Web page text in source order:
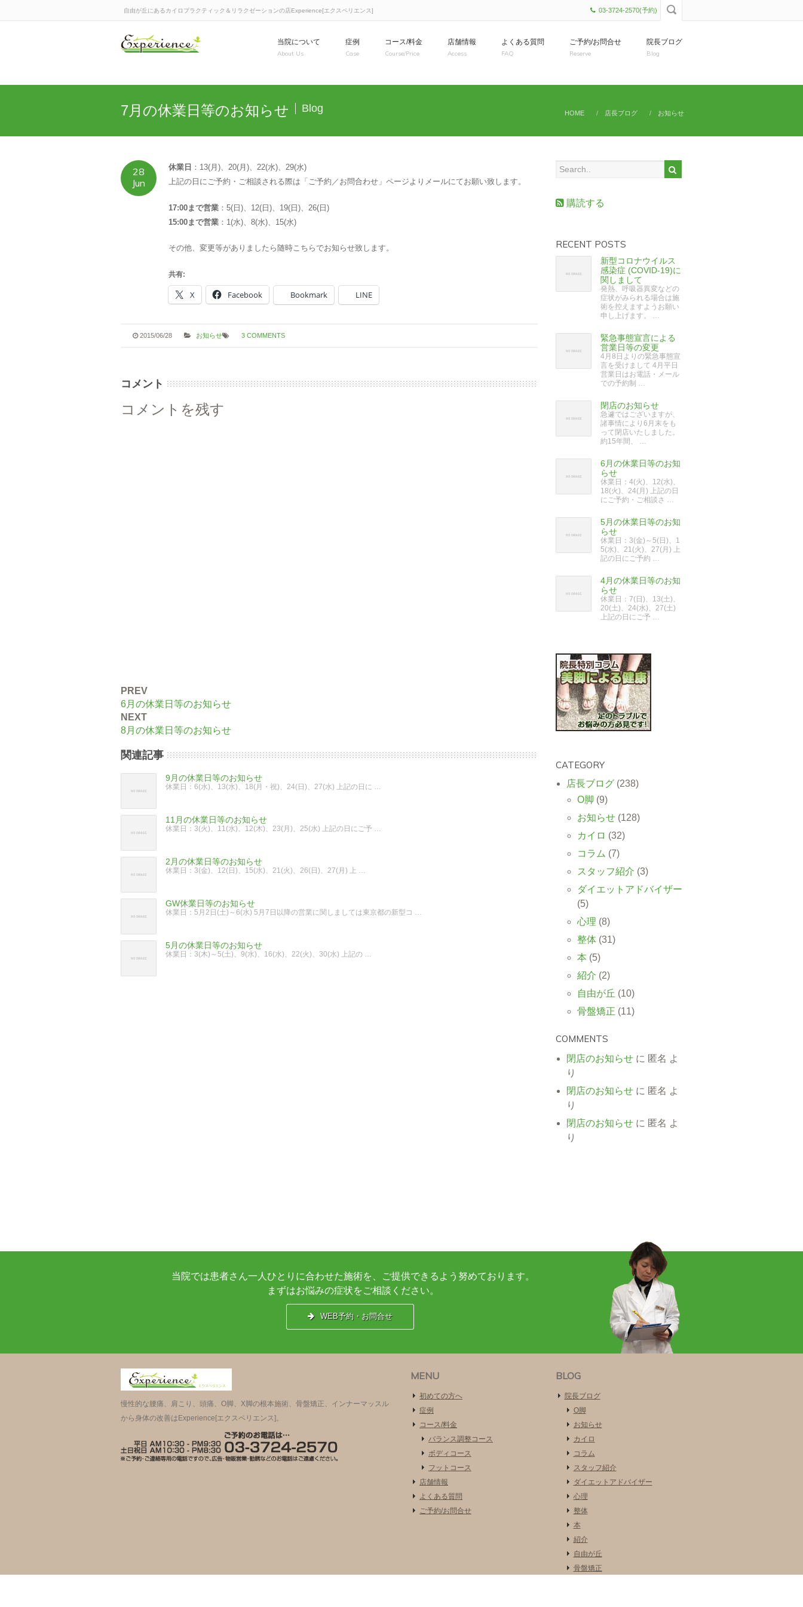
自由が丘にあるカイロプラクティック＆リラクゼーションの店Experience[エクスペリエンス] 03-3724-2570(予約)
当院について
About Us
症例
Case
コース/料金
Course/Price
店舗情報
Access
よくある質問
FAQ
ご予約/お問合せ
Reserve
院長ブログ
Blog
7月の休業日等のお知らせ Blog HOME 店長ブログ お知らせ
28
Jun
休業日 ：13(月)、20(月)、22(水)、29(水)
上記の日にご予約・ご相談される際は「ご予約／お問合わせ」ページよりメールにてお願い致します。
17:00まで営業 ：5(日)、12(日)、19(日)、26(日)
15:00まで営業 ：1(水)、8(水)、15(水)
その他、変更等がありましたら随時こちらでお知らせ致します。
共有:
X Facebook Bookmark LINE
2015/06/28 お知らせ 3 COMMENTS
コメント
コメントを残す
PREV
6月の休業日等のお知らせ
NEXT
8月の休業日等のお知らせ
関連記事
9月の休業日等のお知らせ
休業日：6(水)、13(水)、18(月・祝)、24(日)、27(水) 上記の日に …
11月の休業日等のお知らせ
休業日：3(火)、11(水)、12(木)、23(月)、25(水) 上記の日にご予 …
2月の休業日等のお知らせ
休業日：3(金)、12(日)、15(水)、21(火)、26(日)、27(月) 上 …
GW休業日等のお知らせ
休業日：5月2日(土)～6(水) 5月7日以降の営業に関しましては東京都の新型コ …
5月の休業日等のお知らせ
休業日：3(木)～5(土)、9(水)、16(水)、22(火)、30(水) 上記の …
購読する
RECENT POSTS
新型コロナウイルス
感染症 (COVID-19)に
関しまして
発熱、呼吸器異変などの
症状がみられる場合は施
術を控えますようお願い
申し上げます。 …
緊急事態宣言による
営業日等の変更
4月8日よりの緊急事態宣
言を受けまして 4月平日
営業日はお電話・メール
での予約制 …
閉店のお知らせ
急遽ではございますが、
諸事情により6月末をも
って閉店いたしました。
約15年間、 …
6月の休業日等のお知
らせ
休業日：4(火)、12(水)、
18(火)、24(月) 上記の日
にご予約・ご相談さ …
5月の休業日等のお知
らせ
休業日：3(金)～5(日)、1
5(水)、21(火)、27(月) 上
記の日にご予約 …
4月の休業日等のお知
らせ
休業日：7(日)、13(土)、
20(土)、24(水)、27(土)
上記の日にご予 …
CATEGORY
店長ブログ(238)
O脚 (9)
お知らせ(128)
カイロ (32)
コラム (7)
スタッフ紹介 (3)
ダイエットアドバイザー
(5)
心理 (8)
整体(31)
本 (5)
紹介 (2)
自由が丘 (10)
骨盤矯正 (11)
COMMENTS
閉店のお知らせに 匿名 よ
り
閉店のお知らせに 匿名 よ
り
閉店のお知らせに 匿名 よ
り
当院では患者さん一人ひとりに合わせた施術を、ご提供できるよう努めております。
まずはお悩みの症状をご相談ください。
WEB予約・お問合せ
慢性的な腰痛、肩こり、頭痛、O脚、X脚の根本施術、骨盤矯正、インナーマッスル
から身体の改善はExperience[エクスペリエンス]。
MENU
初めての方へ
症例
コース/料金
バランス調整コース
ボディコース
フットコース
店舗情報
よくある質問
ご予約/お問合せ
BLOG
院長ブログ
O脚
お知らせ
カイロ
コラム
スタッフ紹介
ダイエットアドバイザー
心理
整体
本
紹介
自由が丘
骨盤矯正